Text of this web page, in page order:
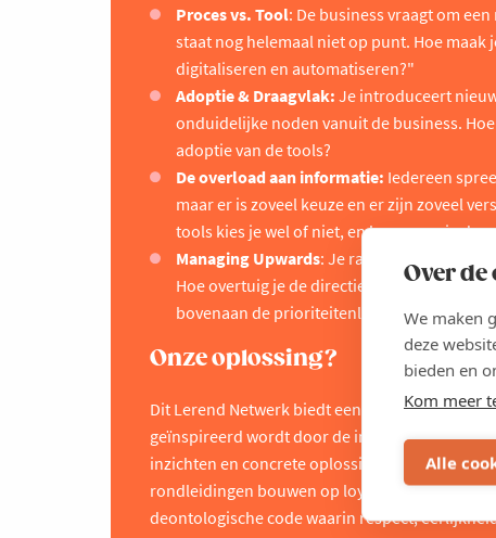
Over de
We maken
deze
bieden en
Kom meer
Alle
Proces vs. Tool: De business vraagt om
staat nog helemaal niet op punt. Hoe
digitaliseren en automatiseren?"
Adoptie & Draagvlak: Je introduceert
onduidelijke noden vanuit de business.
adoptie van de tools?
De overload aan informatie: Iedereen
maar er is zoveel keuze en er zijn zoveel
tools kies je wel of niet, en hoe neem je de
Managing Upwards: Je rapporteert aan een
Hoe overtuig je de directie van
bovenaan de prioriteitenlijst van het
Onze oplossing?
Dit Lerend Netwerk biedt een
geïnspireerd wordt door de inzichten en
inzichten en concrete oplossingen, maar ook
rondleidingen bouwen op loyauteit en
deontologische code waarin respect,